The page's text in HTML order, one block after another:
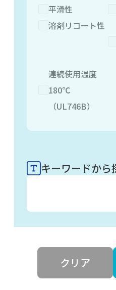
平滑性
溶剤リコート性
連続使用温度
180℃
（UL746B）
キーワードから